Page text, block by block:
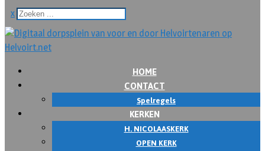
x
HOME
CONTACT
Spelregels
KERKEN
H. NICOLAASKERK
OPEN KERK